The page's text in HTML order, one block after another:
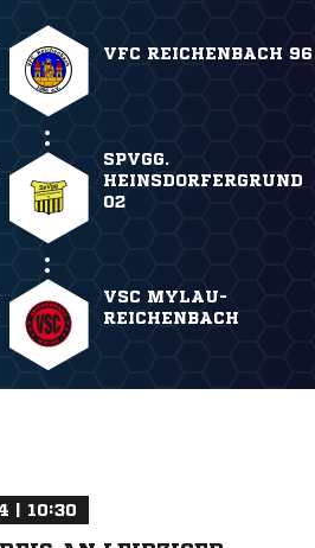
VFC REICHENBACH 96
SPVGG.
HEINSDORFERGRUND
02
VSC MYLAU-
REICHENBACH
| 10:30